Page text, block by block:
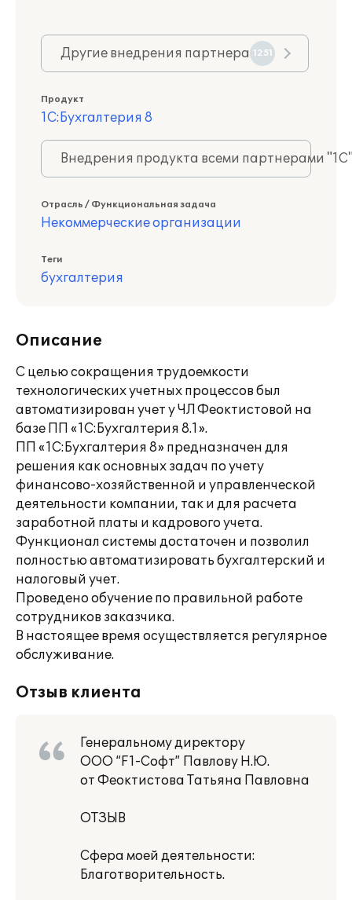
Другие внедрения партнера 1251
Продукт
1С:Бухгалтерия 8
Внедрения продукта всеми партнерами
Отрасль / Функциональная задача
Некоммерческие организации
Теги
бухгалтерия
Описание
С целью сокращения трудоемкости
технологических учетных процессов был
автоматизирован учет у ЧЛ Феоктистовой на
базе ПП «1С:Бухгалтерия 8.1».
ПП «1С:Бухгалтерия 8» предназначен для
решения как основных задач по учету
финансово-хозяйственной и управленческой
деятельности компании, так и для расчета
заработной платы и кадрового учета.
Функционал системы достаточен и позволил
полностью автоматизировать бухгалтерский и
налоговый учет.
Проведено обучение по правильной работе
сотрудников заказчика.
В настоящее время осуществляется регулярное
обслуживание.
Отзыв клиента
Генеральному директору
ООО “F1-Софт” Павлову Н.Ю.
от Феоктистова Татьяна Павловна
ОТЗЫВ
Сфера моей деятельности:
Благотворительность.